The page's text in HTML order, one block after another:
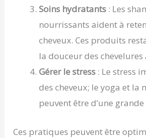
Soins hydratants : Les
nourrissants aident à
cheveux. Ces produits
la douceur des chevelures
Gérer le stress : Le stress
des cheveux; le yoga et la
peuvent être d’une
Ces pratiques peuvent être